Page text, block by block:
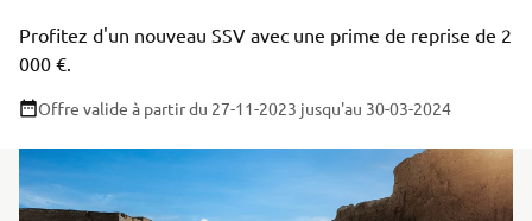
Profitez d'un nouveau SSV avec une prime de reprise de 2
000 €.
Offre valide à partir du 27-11-2023 jusqu'au 30-03-2024